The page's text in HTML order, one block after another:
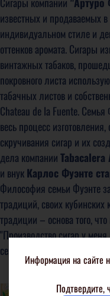
известных и продаваемых
индивидуальном стиле и
оттенков аромата. Сигары
винтажных табаков,
покровного листа
табачных листов и
Chateau de la Fuente. Семья
весь процесс
скручивания сигар и их
дела компанииTabacalera
и внукКарлос Фуэнте
Философия семьи Фуэнте
традиций, своих
традиции – основа того,
"Производство сигар у
семьи".
Информация на сайте
Подтвердите,